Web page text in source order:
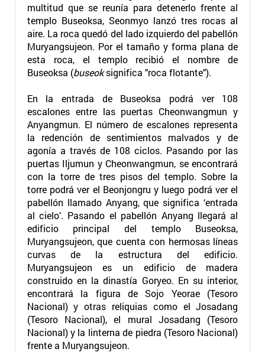
multitud que se reunía para detenerlo frente al
templo Buseoksa, Seonmyo lanzó tres rocas al
aire. La roca quedó del lado izquierdo del pabellón
Muryangsujeon. Por el tamaño y forma plana de
esta roca, el templo recibió el nombre de
Buseoksa (buseoksignifica "roca flotante").
En la entrada de Buseoksa podrá ver 108
escalones entre las puertas Cheonwangmun y
Anyangmun. El número de escalones representa
la redención de sentimientos malvados y de
agonía a través de 108 ciclos. Pasando por las
puertas Iljumun y Cheonwangmun, se encontrará
con la torre de tres pisos del templo. Sobre la
torre podrá ver el Beonjongru y luego podrá ver el
pabellón llamado Anyang, que significa ‘entrada
al cielo’. Pasando el pabellón Anyang llegará al
edificio principal del templo Buseoksa,
Muryangsujeon, que cuenta con hermosas líneas
curvas de la estructura del edificio.
Muryangsujeon es un edificio de madera
construido en la dinastía Goryeo. En su interior,
encontrará la figura de Sojo Yeorae (Tesoro
Nacional) y otras reliquias como el Josadang
(Tesoro Nacional), el mural Josadang (Tesoro
Nacional) y la linterna de piedra (Tesoro Nacional)
frente a Muryangsujeon.